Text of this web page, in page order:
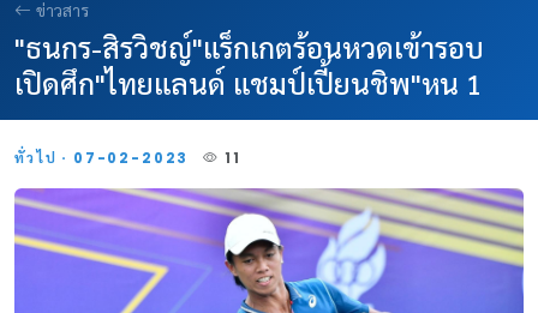
ข่าวสาร
"ธนกร-สิรวิชญ์"แร็กเกตร้อนหวดเข้ารอบ
เปิดศึก"ไทยแลนด์ แชมป์เปี้ยนชิพ"หน 1
ทั่วไป · 07-02-2023 11